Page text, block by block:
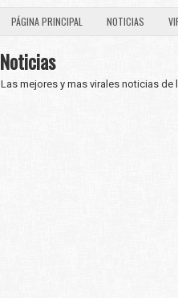
PÁGINA PRINCIPAL NOTICIAS
Noticias
Las mejores y mas virales noticias de